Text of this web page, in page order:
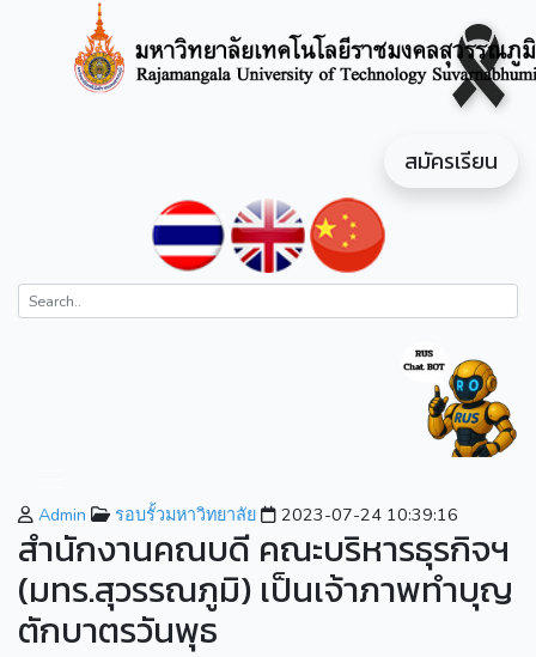
สมัครเรียน
Admin รอบรั้วมหาวิทยาลัย 2023-07-24 10:39:16
สำนักงานคณบดี คณะบริหารธุรกิจฯ
(มทร.สุวรรณภูมิ) เป็นเจ้าภาพทำบุญ
ตักบาตรวันพุธ